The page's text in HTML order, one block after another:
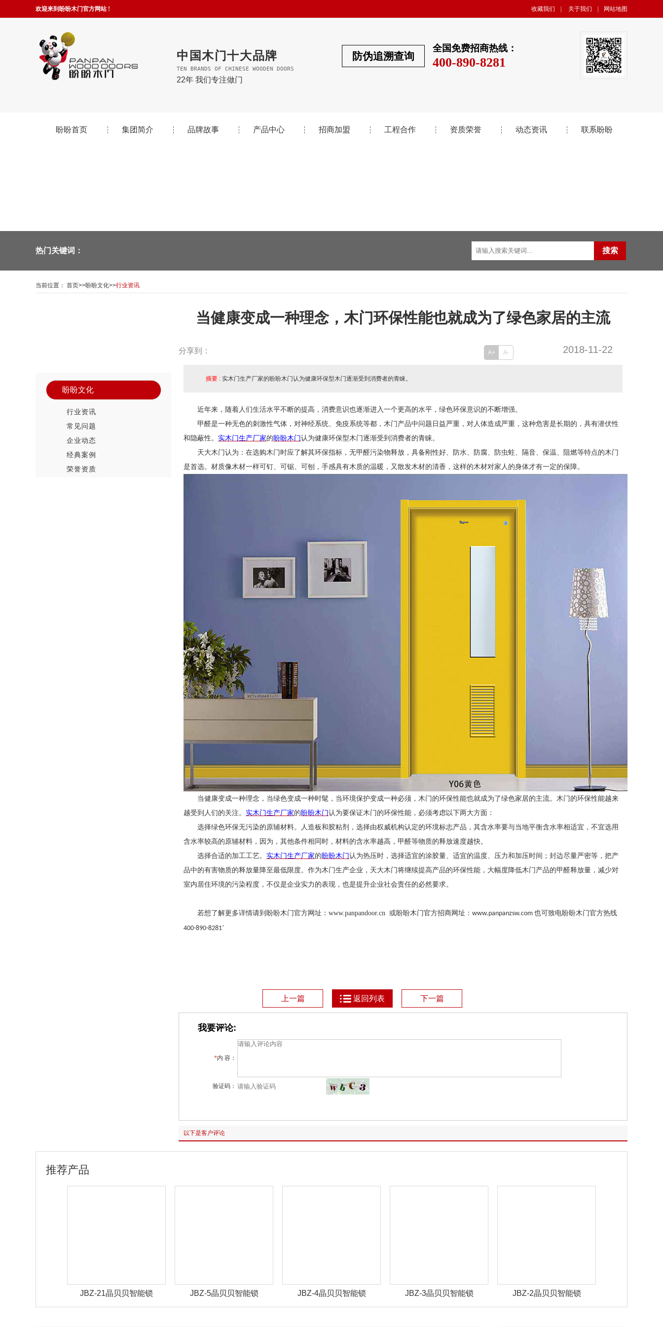
欢迎来到盼盼木门官方网站 ! 收藏我们 关于我们 网站地图
中国木门十大品牌
TEN BRANDS OF CHINESE WOODEN DOORS
22年 我们专注做门
全国免费招商热线：
400-890-8281
防伪追溯查询
盼盼首页 集团简介 品牌故事 产品中心 招商加盟 工程合作 资质荣誉 动态资讯 联系盼盼
热门关键词：
当前位置： 首页>>盼盼文化>>行业资讯
盼盼文化
行业资讯
常见问题
企业动态
经典案例
荣誉资质
当健康变成一种理念，木门环保性能也就成为了绿色家居的主流
分享到： 2018-11-22
A+ A-
摘要 : 实木门生产厂家的盼盼木门认为健康环保型木门逐渐受到消费者的青睐。
近年来，随着人们生活水平不断的提高，消费意识也逐渐进入一个更高的水平，绿色环保意识的不断增强。
甲醛是一种无色的刺激性气体，对神经系统、免疫系统等都，木门产品中问题日益严重，对人体造成严重，这种危害是长期的，具有潜伏性
和隐蔽性。 实木门生产厂家的盼盼木门认为健康环保型木门逐渐受到消费者的青睐。
天大木门认为：在选购木门时应了解其环保指标，无甲醛污染物释放，具备刚性好、防水、防腐、防虫蛀、隔音、保温、阻燃等特点的木门
是首选。材质像木材一样可钉、可锯、可刨，手感具有木质的温暖，又散发木材的清香，这样的木材对家人的身体才有一定的保障。
当健康变成一种理念，当绿色变成一种时髦，当环境保护变成一种必须，木门的环保性能也就成为了绿色家居的主流。木门的环保性能越来
越受到人们的关注。 实木门生产厂家的盼盼木门认为要保证木门的环保性能，必须考虑以下两大方面：
选择绿色环保无污染的原辅材料。人造板和胶粘剂，选择由权威机构认定的环境标志产品，其含水率要与当地平衡含水率相适宜，不宜选用
含水率较高的原辅材料，因为，其他条件相同时，材料的含水率越高，甲醛等物质的释放速度越快。
选择合适的加工工艺。 实木门生产厂家的盼盼木门认为热压时，选择适宜的涂胶量、适宜的温度、压力和加压时间；封边尽量严密等，把产
品中的有害物质的释放量降至最低限度。作为木门生产企业，天大木门将继续提高产品的环保性能，大幅度降低木门产品的甲醛释放量，减少对
室内居住环境的污染程度，不仅是企业实力的表现，也是提升企业社会责任的必然要求。
若想了解更多详情请到盼盼木门官方网址： www.panpandoor.cn 或盼盼木门官方招商网址： www.panpanzsw.com 也可致电盼盼木门官方热线
400-890-8281’
上一篇 返回列表 下一篇
我要评论:
*内 容：
验证码：
以下是客户评论
推荐产品
JBZ-21晶贝贝智能锁 JBZ-5晶贝贝智能锁 JBZ-4晶贝贝智能锁 JBZ-3晶贝贝智能锁 JBZ-2晶贝贝智能锁